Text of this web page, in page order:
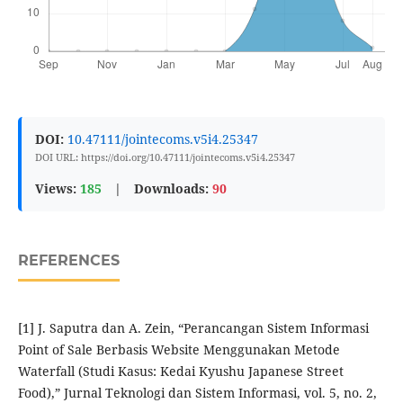
DOI: 10.47111/jointecoms.v5i4.25347
DOI URL: https://doi.org/10.47111/jointecoms.v5i4.25347
Views: 185 | Downloads: 90
REFERENCES
[1] J. Saputra dan A. Zein, “Perancangan Sistem Informasi
Point of Sale Berbasis Website Menggunakan Metode
Waterfall (Studi Kasus: Kedai Kyushu Japanese Street
Food),” Jurnal Teknologi dan Sistem Informasi, vol. 5, no. 2,